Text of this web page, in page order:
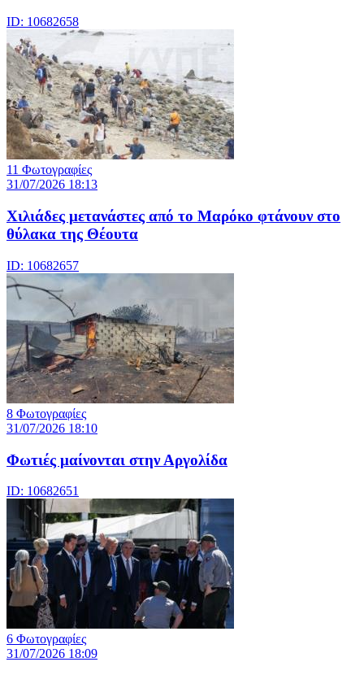
ID: 10682658
11 Φωτογραφίες
31/07/2026 18:13
Χιλιάδες μετανάστες από το Μαρόκο φτάνουν στο
θύλακα της Θέουτα
ID: 10682657
8 Φωτογραφίες
31/07/2026 18:10
Φωτιές μαίνονται στην Αργολίδα
ID: 10682651
6 Φωτογραφίες
31/07/2026 18:09